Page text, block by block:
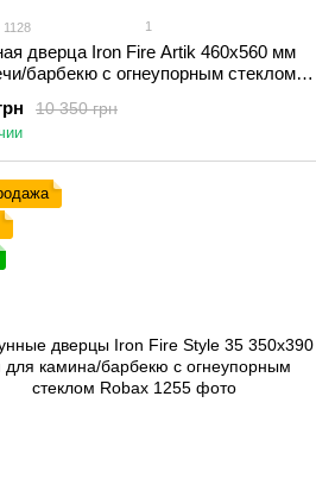
1128 1
дверца Iron Fire Artik 460х560 мм
барбекю с огнеупорным стеклом
10 350 грн